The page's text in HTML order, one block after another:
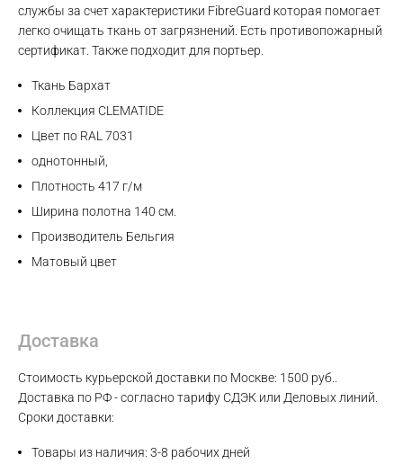
службы за счет характеристики FibreGuard которая помогает
легко очищать ткань от загрязнений. Есть противопожарный
сертификат. Также подходит для портьер.
Ткань Бархат
Коллекция CLEMATIDE
Цвет по RAL 7031
однотонный,
Плотность 417 г/м
Ширина полотна 140 см.
Производитель Бельгия
Матовый цвет
Доставка
Стоимость курьерской доставки по Москве: 1500 руб..
Доставка по РФ - согласно тарифу СДЭК или Деловых линий.
Сроки доставки:
Товары из наличия: 3-8 рабочих дней
WhatsApp